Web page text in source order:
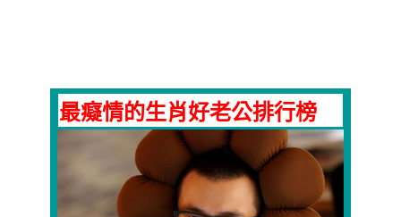
最癡情的生肖好老公排行榜